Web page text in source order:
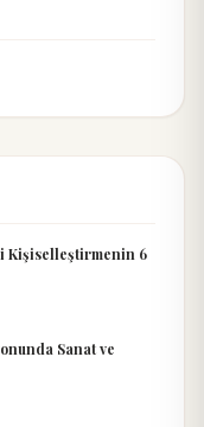
Kişiselleştirmenin 6
Sanat ve